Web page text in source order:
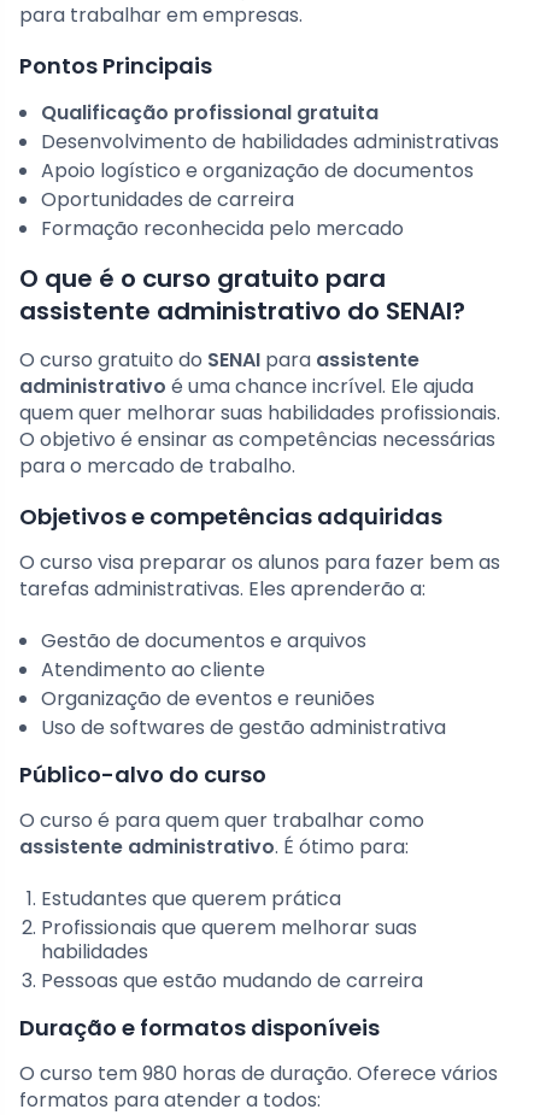
para trabalhar em empresas.
Pontos Principais
Qualificação profissional gratuita
Desenvolvimento de habilidades administrativas
Apoio logístico e organização de documentos
Oportunidades de carreira
Formação reconhecida pelo mercado
O que é o curso gratuito para
assistente administrativo do SENAI?
O curso gratuito do SENAI para assistente
administrativo é uma chance incrível. Ele ajuda
quem quer melhorar suas habilidades profissionais.
O objetivo é ensinar as competências necessárias
para o mercado de trabalho.
Objetivos e competências adquiridas
O curso visa preparar os alunos para fazer bem as
tarefas administrativas. Eles aprenderão a:
Gestão de documentos e arquivos
Atendimento ao cliente
Organização de eventos e reuniões
Uso de softwares de gestão administrativa
Público-alvo do curso
O curso é para quem quer trabalhar como
assistente administrativo. É ótimo para:
Estudantes que querem prática
Profissionais que querem melhorar suas
habilidades
Pessoas que estão mudando de carreira
Duração e formatos disponíveis
O curso tem 980 horas de duração. Oferece vários
formatos para atender a todos: